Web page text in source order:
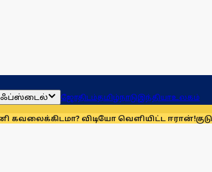
ஜோதிடம்தமிழ்நாடுஇந்தியாஉலகம்
விடியோ வெளியிட்ட ஈரான்!